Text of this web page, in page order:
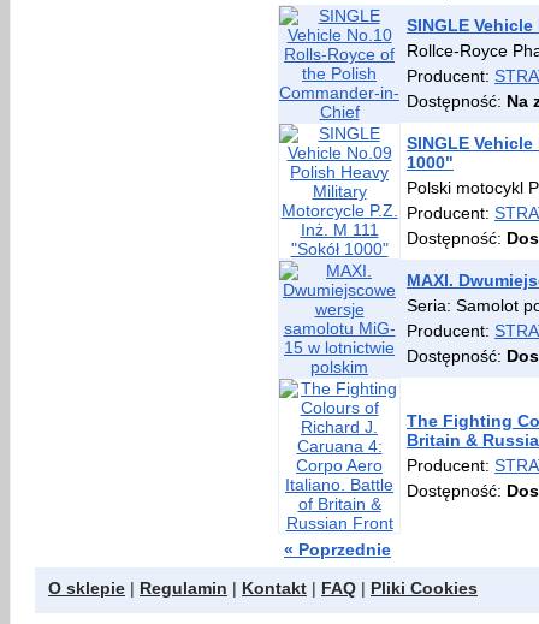
SINGLE
Rollce-Royce
Producent:
Dostępność: Na
SINGLE
1000"
Polski motocykl
Producent:
Dostępność:
MAXI.
Seria: Samolot
Producent:
Dostępność:
The Fighting
Britain &
Producent:
Dostępność:
« Poprzednie
O sklepie | Regulamin | Kontakt | FAQ | Pliki Cookies